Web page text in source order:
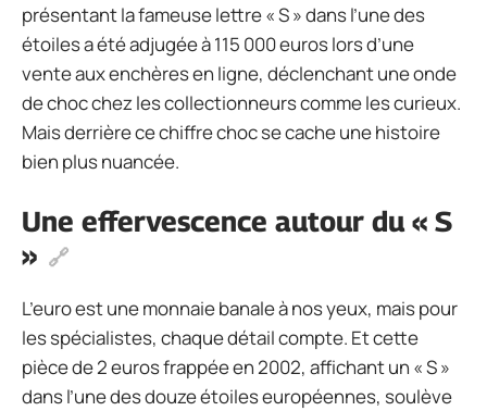
présentant la fameuse lettre « S » dans l’une des
étoiles a été adjugée à 115 000 euros lors d’une
vente aux enchères en ligne, déclenchant une onde
de choc chez les collectionneurs comme les curieux.
Mais derrière ce chiffre choc se cache une histoire
bien plus nuancée.
Une effervescence autour du « S
»
L’euro est une monnaie banale à nos yeux, mais pour
les spécialistes, chaque détail compte. Et cette
pièce de 2 euros frappée en 2002, affichant un « S »
dans l’une des douze étoiles européennes, soulève